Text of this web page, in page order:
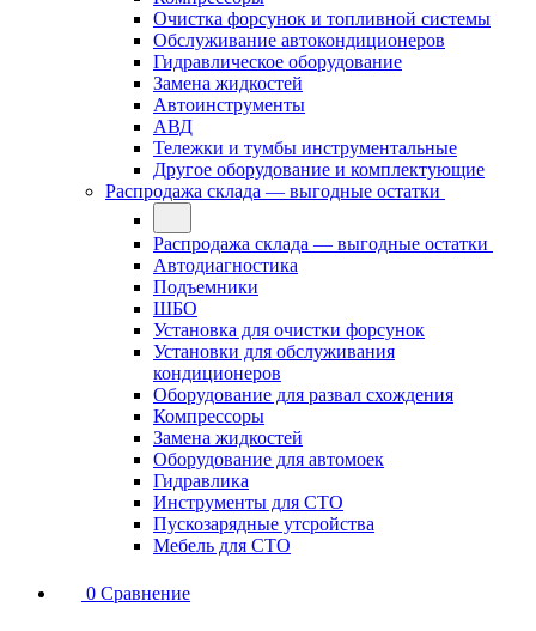
Очистка форсунок и топливной системы
Обслуживание автокондиционеров
Гидравлическое оборудование
Замена жидкостей
Автоинструменты
АВД
Тележки и тумбы инструментальные
Другое оборудование и комплектующие
Распродажа склада — выгодные остатки
Распродажа склада — выгодные остатки
Автодиагностика
Подъемники
ШБО
Установка для очистки форсунок
Установки для обслуживания
кондиционеров
Оборудование для развал схождения
Компрессоры
Замена жидкостей
Оборудование для автомоек
Гидравлика
Инструменты для СТО
Пускозарядные утсройства
Мебель для СТО
0 Сравнение